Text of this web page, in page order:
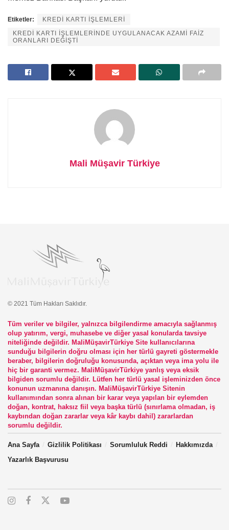
Etiketler:
KREDİ KARTI İŞLEMLERİ
KREDİ KARTI İŞLEMLERİNDE UYGULANACAK AZAMİ FAİZ
ORANLARI DEĞİŞTİ
Mali Müşavir Türkiye
© 2021 Tüm Hakları Saklıdır.
Tüm veriler ve bilgiler, yalnızca bilgilendirme amacıyla sağlanmış
olup yatırım, vergi, muhasebe ve diğer yasal konularda tavsiye
niteliğinde değildir. MaliMüşavirTürkiye Site kullanıcılarına
sunduğu bilgilerin doğru olması için her türlü gayreti göstermekle
beraber, bilgilerin doğruluğu konusunda, açıktan veya ima yolu ile
hiç bir garanti vermez. MaliMüşavirTürkiye yanlış veya eksik
bilgiden sorumlu değildir. Lütfen her türlü yasal işleminizden önce
konunun uzmanına danışın. MaliMüşavirTürkiye Sitenin
kullanımından sonra alınan bir karar veya yapılan bir eylemden
doğan, kontrat, haksız fiil veya başka türlü (sınırlama olmadan, iş
kaybından doğan zararlar veya kâr kaybı dahil) zararlardan
sorumlu değildir.
Ana Sayfa Gizlilik Politikası Sorumluluk Reddi
Hakkımızda
Yazarlık Başvurusu